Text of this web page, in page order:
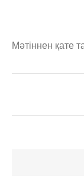
Мәтіннен қате